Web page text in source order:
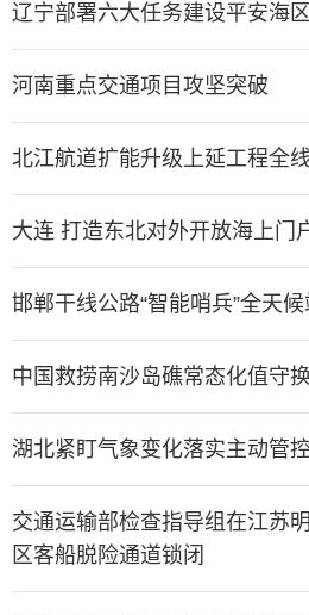
辽宁部署六大任务建设平安海区
河南重点交通项目攻坚突破
北江航道扩能升级上延工程全
大连 打造东北对外开放海上门
邯郸干线公路“智能哨兵”全天候
中国救捞南沙岛礁常态化值守
湖北紧盯气象变化落实主动管
交通运输部检查指导组在江苏
区客船脱险通道锁闭